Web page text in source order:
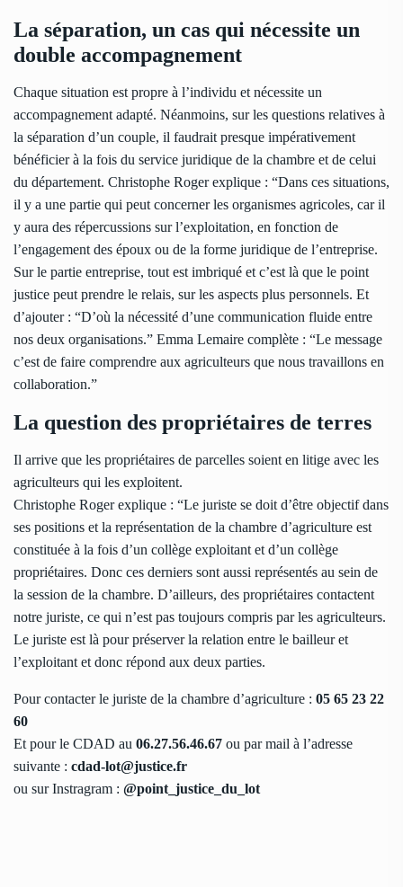
La séparation, un cas qui nécessite un
double accompagnement
Chaque situation est propre à l’individu et nécessite un
accompagnement adapté. Néanmoins, sur les questions relatives à
la séparation d’un couple, il faudrait presque impérativement
bénéficier à la fois du service juridique de la chambre et de celui
du département. Christophe Roger explique : “Dans ces situations,
il y a une partie qui peut concerner les organismes agricoles, car il
y aura des répercussions sur l’exploitation, en fonction de
l’engagement des époux ou de la forme juridique de l’entreprise.
Sur le partie entreprise, tout est imbriqué et c’est là que le point
justice peut prendre le relais, sur les aspects plus personnels. Et
d’ajouter : “D’où la nécessité d’une communication fluide entre
nos deux organisations.” Emma Lemaire complète : “Le message
c’est de faire comprendre aux agriculteurs que nous travaillons en
collaboration.”
La question des propriétaires de terres
Il arrive que les propriétaires de parcelles soient en litige avec les
agriculteurs qui les exploitent.
Christophe Roger explique : “Le juriste se doit d’être objectif dans
ses positions et la représentation de la chambre d’agriculture est
constituée à la fois d’un collège exploitant et d’un collège
propriétaires. Donc ces derniers sont aussi représentés au sein de
la session de la chambre. D’ailleurs, des propriétaires contactent
notre juriste, ce qui n’est pas toujours compris par les agriculteurs.
Le juriste est là pour préserver la relation entre le bailleur et
l’exploitant et donc répond aux deux parties.
Pour contacter le juriste de la chambre d’agriculture : 05 65 23 22
60
Et pour le CDAD au 06.27.56.46.67 ou par mail à l’adresse
suivante : cdad-lot@justice.fr
ou sur Instragram : @point_justice_du_lot